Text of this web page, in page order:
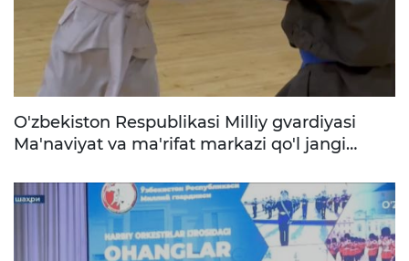
O'zbekiston Respublikasi Milliy gvardiyasi
Ma'naviyat va ma'rifat markazi qo'l jangi
murabbiylar, yuqori sifatli o'quv zallari, yangi
tanishlar va do'stlar kutmoqda. Qo'shiling!